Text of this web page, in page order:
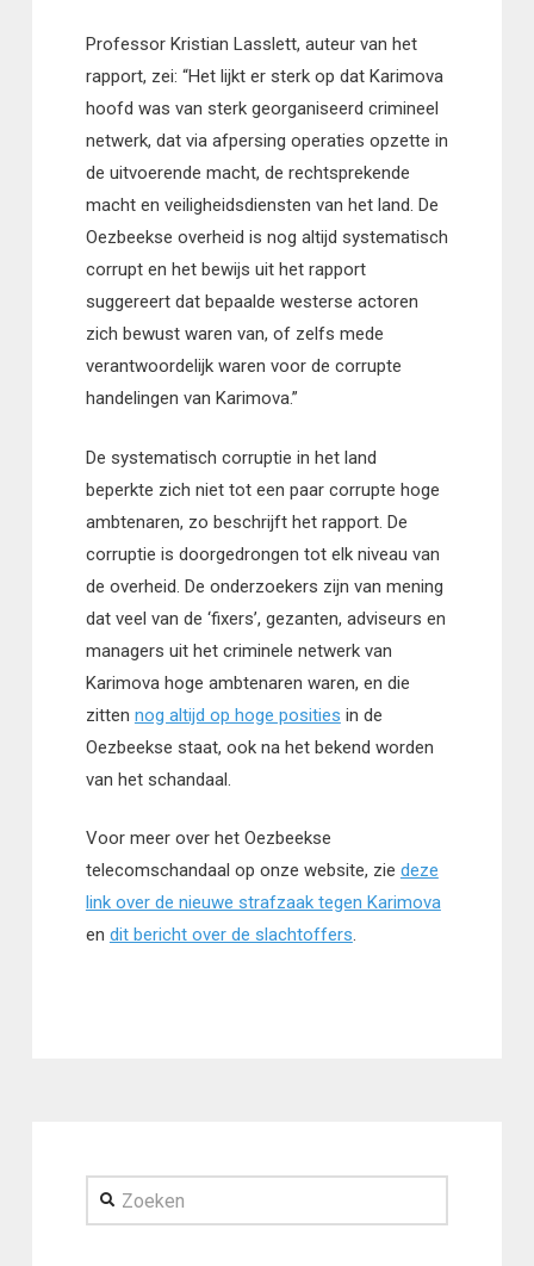
Professor Kristian Lasslett, auteur van het
rapport, zei: “Het lijkt er sterk op dat Karimova
hoofd was van sterk georganiseerd crimineel
netwerk, dat via afpersing operaties opzette in
de uitvoerende macht, de rechtsprekende
macht en veiligheidsdiensten van het land. De
Oezbeekse overheid is nog altijd systematisch
corrupt en het bewijs uit het rapport
suggereert dat bepaalde westerse actoren
zich bewust waren van, of zelfs mede
verantwoordelijk waren voor de corrupte
handelingen van Karimova.”
De systematisch corruptie in het land
beperkte zich niet tot een paar corrupte hoge
ambtenaren, zo beschrijft het rapport. De
corruptie is doorgedrongen tot elk niveau van
de overheid. De onderzoekers zijn van mening
dat veel van de ‘fixers’, gezanten, adviseurs en
managers uit het criminele netwerk van
Karimova hoge ambtenaren waren, en die
zitten nog altijd op hoge posities in de
Oezbeekse staat, ook na het bekend worden
van het schandaal.
Voor meer over het Oezbeekse
telecomschandaal op onze website, zie deze
link over de nieuwe strafzaak tegen Karimova
en dit bericht over de slachtoffers.
Zoeken